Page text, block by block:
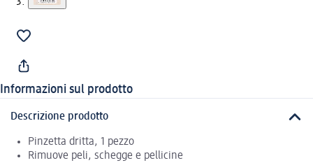
Informazioni sul prodotto
Descrizione prodotto
Pinzetta dritta, 1 pezzo
Rimuove peli, schegge e pellicine